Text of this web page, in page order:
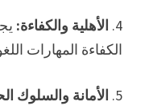
4. الأهلية والكفاءة:
الكفاءة المهارات
5. الأمانة والسلوك